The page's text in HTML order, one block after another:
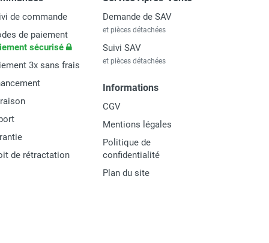
de commande
de paiement
sécurisé
3x sans frais
de rétractation
Demande de SAV
et pièces détachées
Suivi SAV
et pièces détachées
Informations
CGV
Mentions légales
Politique de
confidentialité
Plan du site